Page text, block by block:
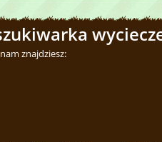
znajdziesz: